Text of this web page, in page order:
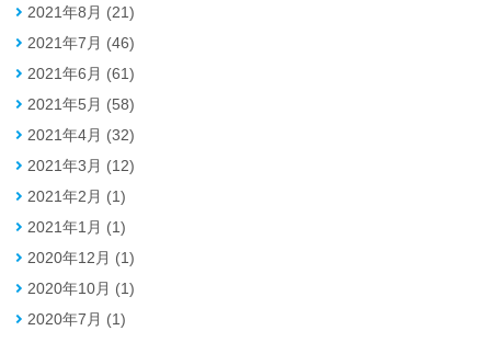
2021年8月 (21)
2021年7月 (46)
2021年6月 (61)
2021年5月 (58)
2021年4月 (32)
2021年3月 (12)
2021年2月 (1)
2021年1月 (1)
2020年12月 (1)
2020年10月 (1)
2020年7月 (1)